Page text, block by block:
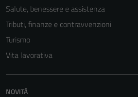
Salute, benessere e assistenza
Tributi, finanze e contravvenzioni
Turismo
Vita lavorativa
NOVITÀ